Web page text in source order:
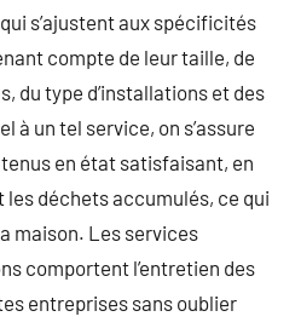
s’ajustent aux spécificités
compte de leur taille, de
du type d’installations et des
à un tel service, on s’assure
en état satisfaisant, en
déchets accumulés, ce qui
maison. Les services
comportent l’entretien des
entreprises sans oublier